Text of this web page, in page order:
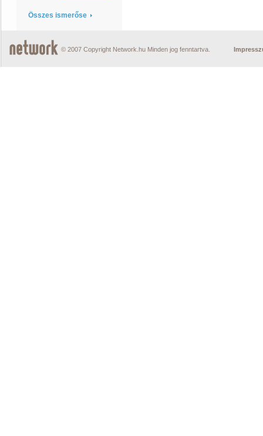
Összes ismerőse
© 2007 Copyright Network.hu Minden jog fenntartva.